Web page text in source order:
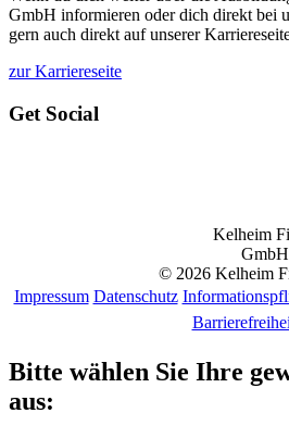
GmbH informieren oder dich direkt bei
gern auch direkt auf unserer
zur Karriereseite
Get Social
Kelheim
GmbH
© 2026 Kelheim
Impressum Datenschutz
Bitte wählen Sie Ihre
aus: